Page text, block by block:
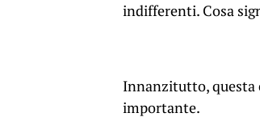
indifferenti. Cosa
Innanzitutto, questa
importante.